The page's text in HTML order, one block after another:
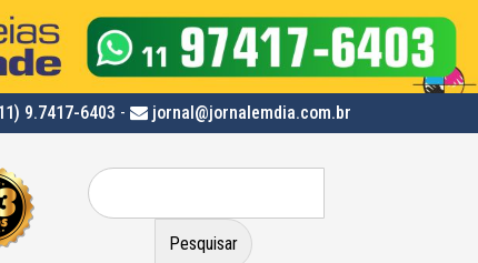
9.7417-6403 - jornal@jornalemdia.com.br
Pesquisar
por: